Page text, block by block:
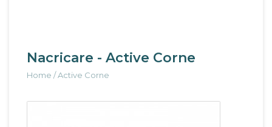
Nacricare - Active Corne
Home /Active Corne